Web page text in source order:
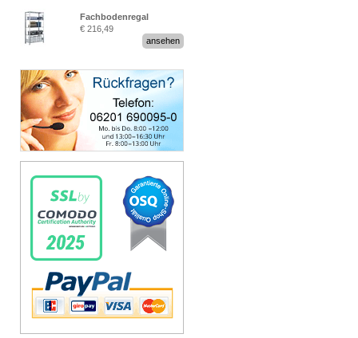
Fachbodenregal
Stecksystem MultiPlus
€ 216,49
ansehen